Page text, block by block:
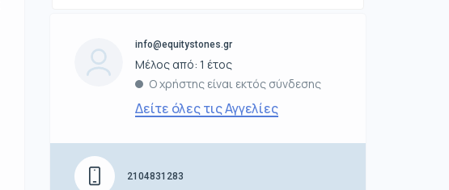
info@equitystones.gr
Μέλος από: 1 έτος
Ο χρήστης είναι εκτός σύνδεσης
Δείτε όλες τις Αγγελίες
2104831283